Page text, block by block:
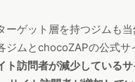
ーゲット層を持つジムも
ジムとchocoZAPの公式サ
ト訪問者が減少している